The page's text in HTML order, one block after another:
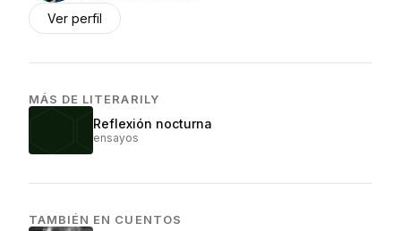
Ver perfil
MÁS DE LITERARILY
Reflexión nocturna
ensayos
TAMBIÉN EN CUENTOS